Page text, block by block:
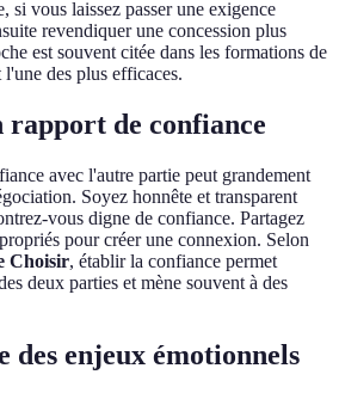
si vous laissez passer une exigence
revendiquer une concession plus
est souvent citée dans les formations de
des plus efficaces.
rapport de confiance
avec l'autre partie peut grandement
Soyez honnête et transparent
vous digne de confiance. Partagez
pour créer une connexion. Selon
Choisir, établir la confiance permet
deux parties et mène souvent à des
des enjeux émotionnels